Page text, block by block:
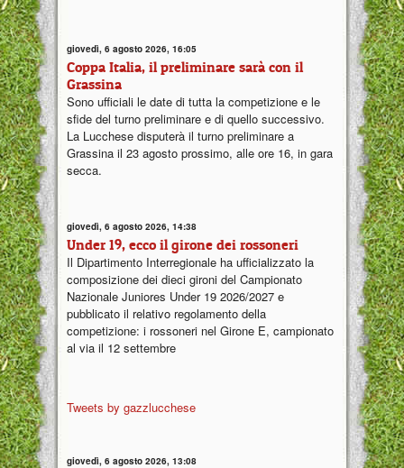
giovedì, 6 agosto 2026, 16:05
Coppa Italia, il preliminare sarà con il
Grassina
Sono ufficiali le date di tutta la competizione e le
sfide del turno preliminare e di quello successivo.
La Lucchese disputerà il turno preliminare a
Grassina il 23 agosto prossimo, alle ore 16, in gara
secca.
giovedì, 6 agosto 2026, 14:38
Under 19, ecco il girone dei rossoneri
Il Dipartimento Interregionale ha ufficializzato la
composizione dei dieci gironi del Campionato
Nazionale Juniores Under 19 2026/2027 e
pubblicato il relativo regolamento della
competizione: i rossoneri nel Girone E, campionato
al via il 12 settembre
Tweets by gazzlucchese
giovedì, 6 agosto 2026, 13:08